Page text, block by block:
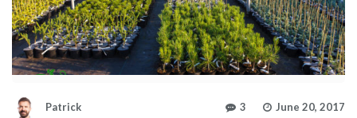
Patrick 3 June 20, 2017